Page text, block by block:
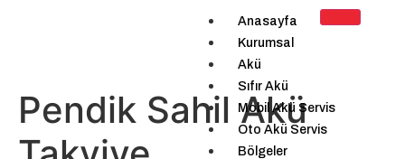
Anasayfa
Kurumsal
Akü
Sıfır Akü
Mobil Akü Servis
Oto Akü Servis
Bölgeler
Pendik Sahil Akü